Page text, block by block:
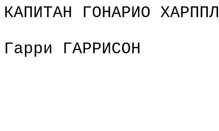
КАПИТАН ГОНАРИО
Гарри ГАРРИСОН